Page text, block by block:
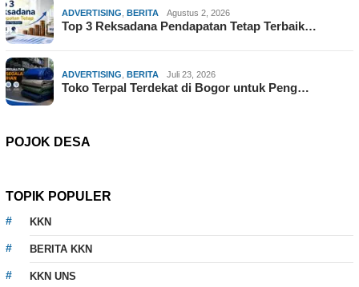
ADVERTISING BERITA Agustus 2, 2026
Top 3 Reksadana Pendapatan Tetap Terbaik…
ADVERTISING BERITA Juli 23, 2026
Toko Terpal Terdekat di Bogor untuk Peng…
POJOK DESA
TOPIK POPULER
KKN
BERITA KKN
KKN UNS